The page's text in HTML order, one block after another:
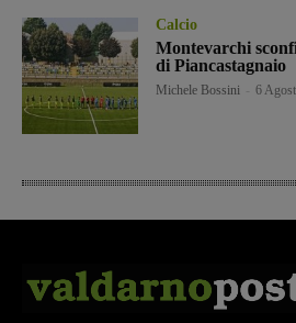
Calcio
Montevarchi
di Piancastagnaio
Michele Bossini 6